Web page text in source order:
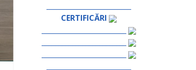
CERTIFICĂRI